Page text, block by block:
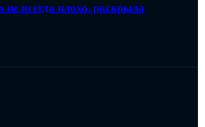
всегда плохо, раскрыла